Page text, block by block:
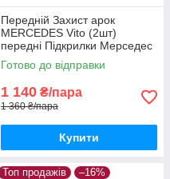
Передній Захист арок
MERCEDES Vito (2шт)
передні Підкрилки Мерседес
Віто пара передніх
Готово до відправки
1 140 ₴/пара
1 360 ₴/пара
Купити
Топ продажів –16%